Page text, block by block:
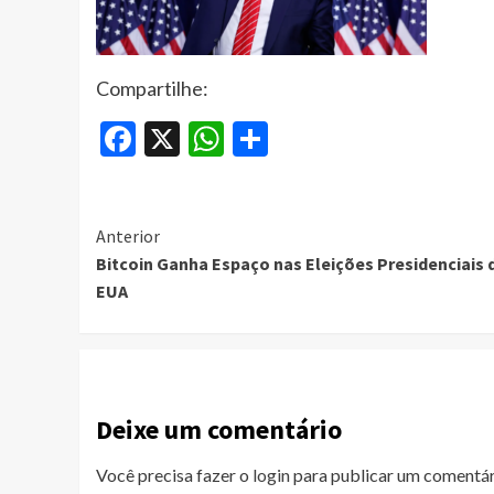
Compartilhe:
Facebook
X WhatsApp
Continue
Reading
Anterior
Bitcoin Ganha Espaço nas Eleições Presidenciais
EUA
Deixe um comentário
Você precisa fazer o loginpara publicar um